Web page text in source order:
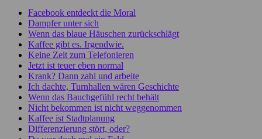
Facebook entdeckt die Moral
Dampfer unter sich
Wenn das blaue Häuschen zurückschlägt
Kaffee gibt es. Irgendwie.
Keine Zeit zum Telefonieren
Jetzt ist teuer eben normal
Krank? Dann zahl und arbeite
Ich dachte, Turnhallen wären Geschichte
Wenn das Bauchgefühl recht behält
Nicht bekommen ist nicht weggenommen
Kaffee ist Stadtplanung
Differenzierung stört, oder?